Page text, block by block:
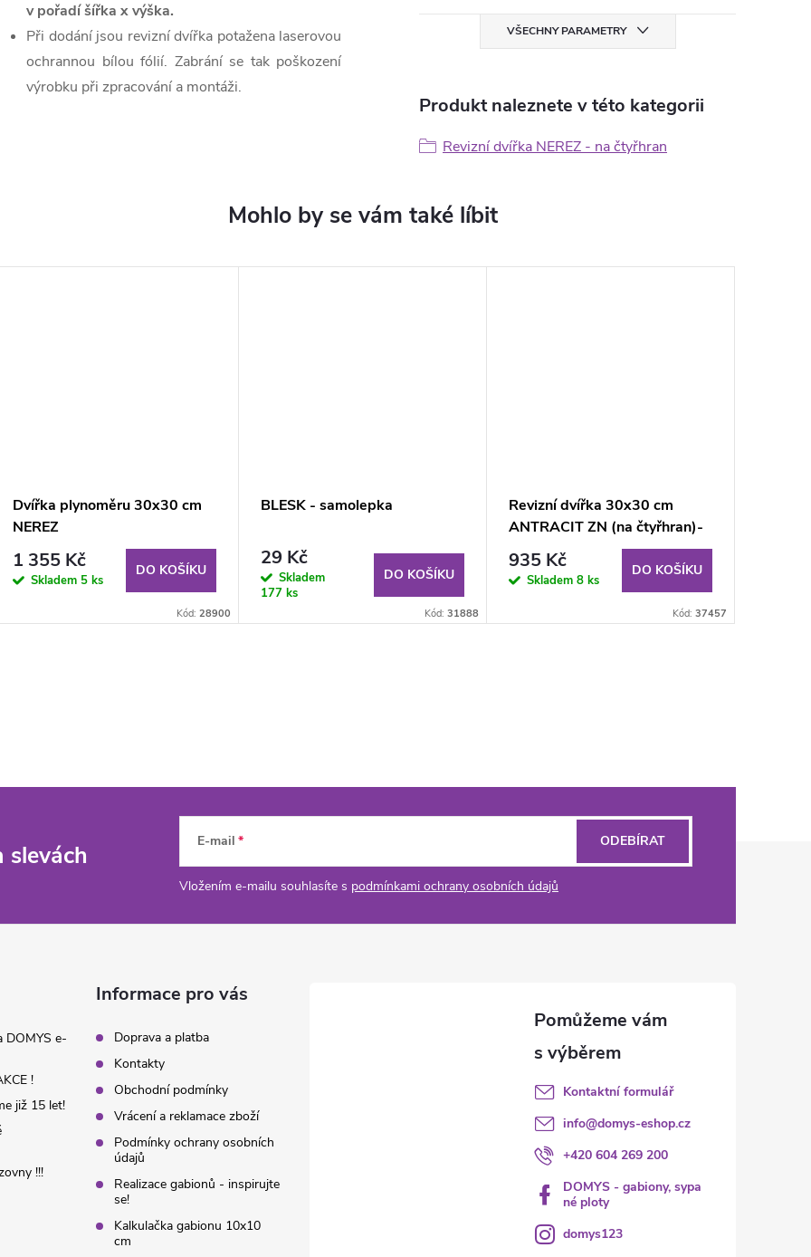
v pořadí šířka x výška.
Při dodání jsou revizní dvířka potažena laserovou
ochrannou bílou fólií. Zabrání se tak poškození
výrobku při zpracování a montáži.
VŠECHNY PARAMETRY
Produkt naleznete v této kategorii
Revizní dvířka NEREZ - na čtyřhran
Dvířka plynoměru 30x30 cm
NEREZ
1 355 Kč
Skladem 5 ks
DO KOŠÍKU
Kód: 28900
BLESK - samolepka
29 Kč
Skladem
177 ks
DO KOŠÍKU
Kód: 31888
Revizní dvířka 30x30 cm
ANTRACIT ZN (na čtyřhran)-
KULATÉ ROHY
935 Kč
Skladem 8 ks
DO KOŠÍKU
Kód: 37457
slevách E-mail
Vložením e-mailu souhlasíte s podmínkami ochrany osobních údajů
ODEBÍRAT
DOMYS e-
!
již 15 let!
!!!
Informace pro vás
Doprava a platba
Kontakty
Obchodní podmínky
Vrácení a reklamace zboží
Podmínky ochrany osobních
údajů
Realizace gabionů - inspirujte
se!
Kalkulačka gabionu 10x10
cm
Kontaktní formulář
info@domys-eshop.cz
+420 604 269 200
DOMYS - gabiony, sypa
né ploty
domys123